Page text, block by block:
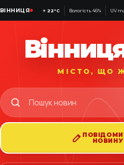
ВІННИЦЯ ☀ 22°C Вологість 46% UV
МІСТО, ЩО
НОВИНУ